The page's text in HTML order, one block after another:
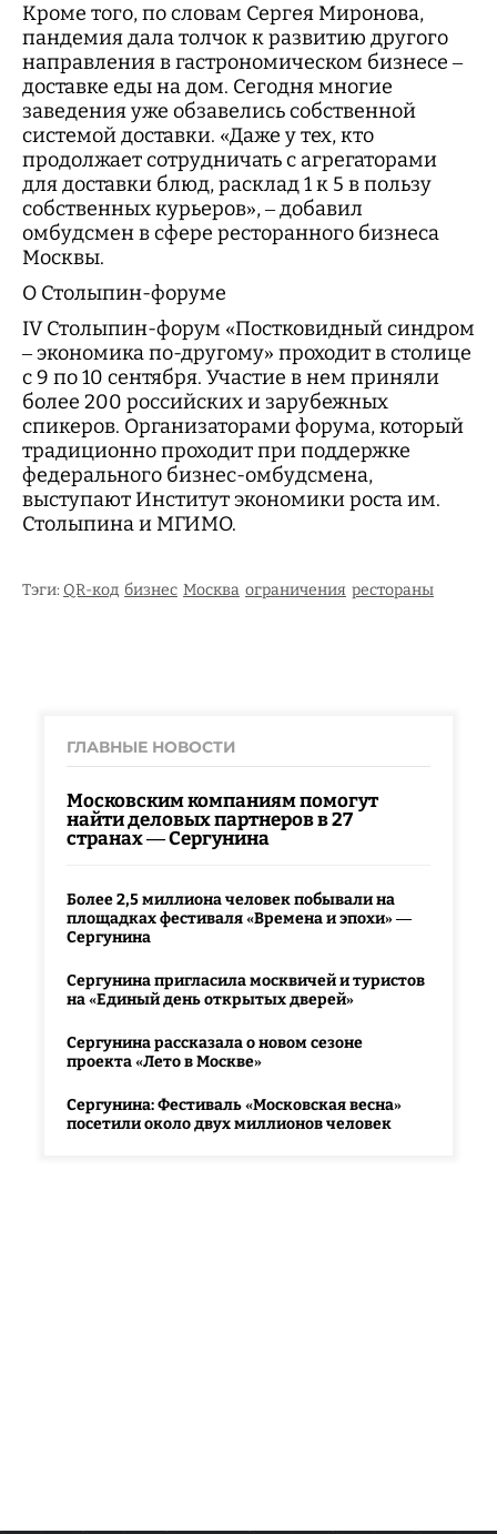
Кроме того, по словам Сергея Миронова,
пандемия дала толчок к развитию другого
направления в гастрономическом бизнесе –
доставке еды на дом. Сегодня многие
заведения уже обзавелись собственной
системой доставки. «Даже у тех, кто
продолжает сотрудничать с агрегаторами
для доставки блюд, расклад 1 к 5 в пользу
собственных курьеров», – добавил
омбудсмен в сфере ресторанного бизнеса
Москвы.
О Столыпин-форуме
IV Столыпин-форум «Постковидный синдром
– экономика по-другому» проходит в столице
с 9 по 10 сентября. Участие в нем приняли
более 200 российских и зарубежных
спикеров. Организаторами форума, который
традиционно проходит при поддержке
федерального бизнес-омбудсмена,
выступают Институт экономики роста им.
Столыпина и МГИМО.
Тэги: QR-код бизнес Москва ограничения рестораны
ГЛАВНЫЕ НОВОСТИ
Московским компаниям помогут
найти деловых партнеров в 27
странах — Сергунина
Более 2,5 миллиона человек побывали на
площадках фестиваля «Времена и эпохи» —
Сергунина
Сергунина пригласила москвичей и туристов
на «Единый день открытых дверей»
Сергунина рассказала о новом сезоне
проекта «Лето в Москве»
Сергунина: Фестиваль «Московская весна»
посетили около двух миллионов человек